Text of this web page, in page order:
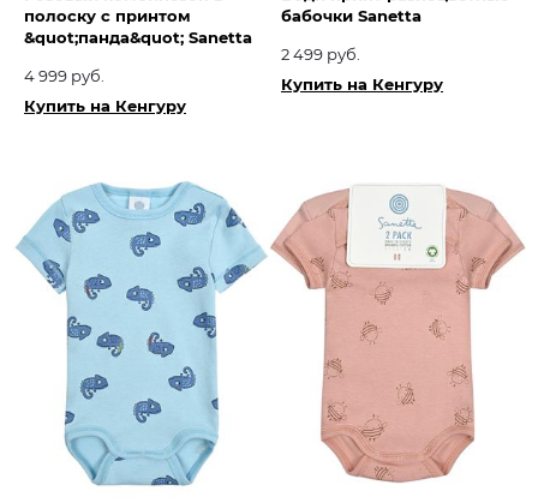
полоску с принтом
&quot;панда&quot; Sanetta
4 999 руб.
Купить на Кенгуру
бабочки Sanetta
2 499 руб.
Купить на Кенгуру